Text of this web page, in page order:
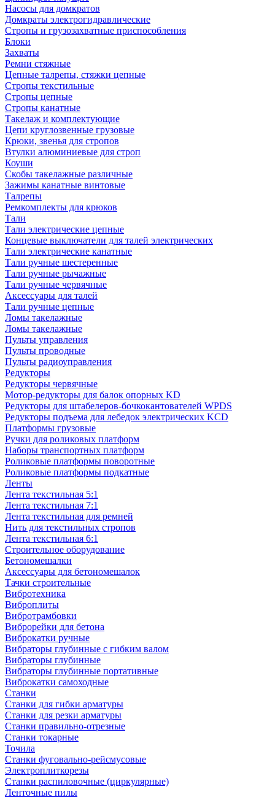
Насосы для домкратов
Домкраты электрогидравлические
Стропы и грузозахватные приспособления
Блоки
Захваты
Ремни стяжные
Цепные талрепы, стяжки цепные
Стропы текстильные
Стропы цепные
Стропы канатные
Такелаж и комплектующие
Цепи круглозвенные грузовые
Крюки, звенья для стропов
Втулки алюминиевые для строп
Коуши
Скобы такелажные различные
Зажимы канатные винтовые
Талрепы
Ремкомплекты для крюков
Тали
Тали электрические цепные
Концевые выключатели для талей электрических
Тали электрические канатные
Тали ручные шестеренные
Тали ручные рычажные
Тали ручные червячные
Аксессуары для талей
Тали ручные цепные
Ломы такелажные
Ломы такелажные
Пульты управления
Пульты проводные
Пульты радиоуправления
Редукторы
Редукторы червячные
Мотор-редукторы для балок опорных KD
Редукторы для штабелеров-бочкокантователей WPDS
Редукторы подъема для лебедок электрических KCD
Платформы грузовые
Ручки для роликовых платформ
Наборы транспортных платформ
Роликовые платформы поворотные
Роликовые платформы подкатные
Ленты
Лента текстильная 5:1
Лента текстильная 7:1
Лента текстильная для ремней
Нить для текстильных стропов
Лента текстильная 6:1
Строительное оборудование
Бетономешалки
Аксессуары для бетономешалок
Тачки строительные
Вибротехника
Виброплиты
Вибротрамбовки
Виброрейки для бетона
Виброкатки ручные
Вибраторы глубинные с гибким валом
Вибраторы глубинные
Вибраторы глубинные портативные
Виброкатки самоходные
Станки
Станки для гибки арматуры
Станки для резки арматуры
Станки правильно-отрезные
Станки токарные
Точила
Станки фуговально-рейсмусовые
Электроплиткорезы
Станки распиловочные (циркулярные)
Ленточные пилы